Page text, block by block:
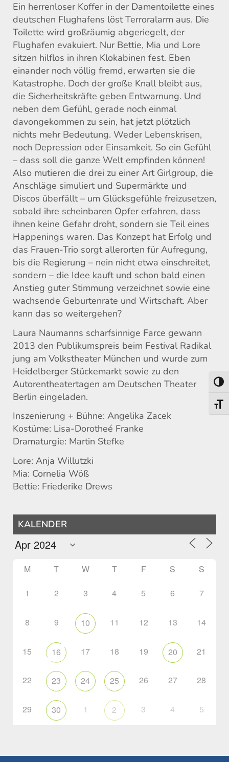
Ein herrenloser Koffer in der Damentoilette eines
deutschen Flughafens löst Terroralarm aus. Die
Toilette wird großräumig abgeriegelt, der
Flughafen evakuiert. Nur Bettie, Mia und Lore
sitzen hilflos in ihren Klokabinen fest. Eben
einander noch völlig fremd, erwarten sie die
Katastrophe. Doch der große Knall bleibt aus,
die Sicherheitskräfte geben Entwarnung. Und
neben dem Gefühl, gerade noch einmal
davongekommen zu sein, hat jetzt plötzlich
nichts mehr Bedeutung. Weder Lebenskrisen,
noch Depression oder Einsamkeit. So ein Gefühl
– dass soll die ganze Welt empfinden können!
Also mutieren die drei zu einer Art Girlgroup, die
Anschläge simuliert und Supermärkte und
Discos überfällt – um Glücksgefühle freizusetzen,
sobald ihre scheinbaren Opfer erfahren, dass
ihnen keine Gefahr droht, sondern sie Teil eines
Happenings waren. Das Konzept hat Erfolg und
das Frauen-Trio sorgt allerorten für Aufregung,
bis die Regierung – nein nicht etwa einschreitet,
sondern – die Idee kauft und schon bald einen
Anstieg guter Stimmung verzeichnet sowie eine
wachsende Geburtenrate und Wirtschaft. Aber
kann das so weitergehen?
Laura Naumanns scharfsinnige Farce gewann
2013 den Publikumspreis beim Festival Radikal
jung am Volkstheater München und wurde zum
Heidelberger Stückemarkt sowie zu den
Autorentheatertagen am Deutschen Theater
Berlin eingeladen.
Inszenierung + Bühne: Angelika Zacek
Kostüme: Lisa-Dorotheé Franke
Dramaturgie: Martin Stefke
Lore: Anja Willutzki
Mia: Cornelia Wöß
Bettie: Friederike Drews
KALENDER
M T W T F S S
1 2 3 4 5 6 7
8 9 10 11 12 13 14
15 16 17 18 19 20 21
22 23 24 25 26 27 28
29 30 1 2 3 4 5